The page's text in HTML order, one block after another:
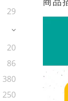
29
20
86
380
250